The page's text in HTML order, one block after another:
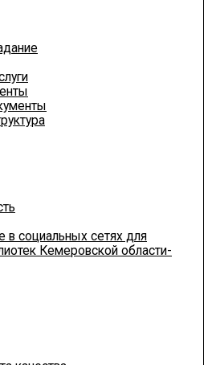
в социальных сетях для
Кемеровской области-